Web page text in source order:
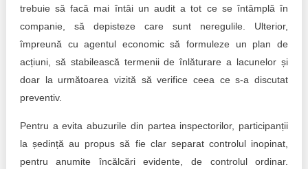
trebuie să facă mai întâi un audit a tot ce se întâmplă în
companie, să depisteze care sunt neregulile. Ulterior,
împreună cu agentul economic să formuleze un plan de
acțiuni, să stabilească termenii de înlăturare a lacunelor și
doar la următoarea vizită să verifice ceea ce s-a discutat
preventiv.
Pentru a evita abuzurile din partea inspectorilor, participanții
la ședință au propus să fie clar separat controlul inopinat,
pentru anumite încălcări evidente, de controlul ordinar.